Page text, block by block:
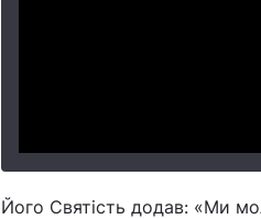
Його Святість додав: «Ми